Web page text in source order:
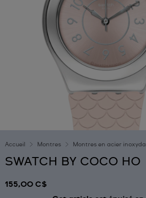
Accueil Montres Montres en acier
SWATCH BY COCO HO
155,00 C$